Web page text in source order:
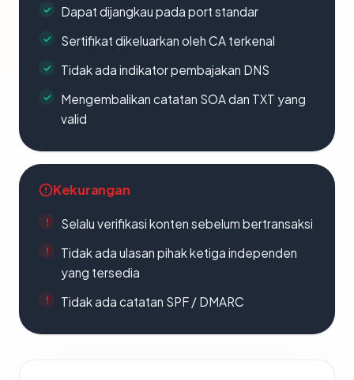
Dapat dijangkau pada port standar
Sertifikat dikeluarkan oleh CA terkenal
Tidak ada indikator pembajakan DNS
Mengembalikan catatan SOA dan TXT yang
valid
Kekurangan
Selalu verifikasi konten sebelum bertransaksi
Tidak ada ulasan pihak ketiga independen
yang tersedia
Tidak ada catatan SPF / DMARC